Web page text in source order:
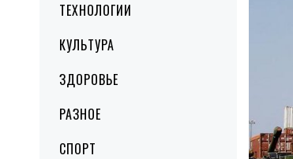
ТЕХНОЛОГИИ
КУЛЬТУРА
ЗДОРОВЬЕ
РАЗНОЕ
СПОРТ